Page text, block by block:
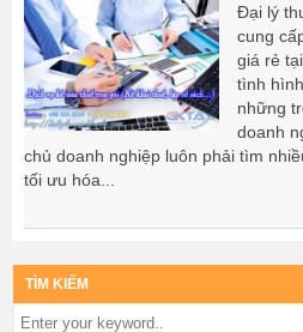
Đại lý
cung
giá rẻ
tình
những
doanh
chủ doanh nghiệp luôn phải tìm
tối ưu hóa...
TÌM KIẾM